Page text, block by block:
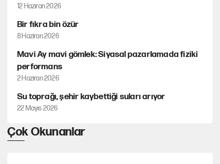
Çok Okunanlar
12 Haziran 2026
Bir fıkra bin özür
8 Haziran 2026
Mavi Ay mavi gömlek: Siyasal pazarlamada fiziki
performans
2 Haziran 2026
Su toprağı, şehir kaybettiği suları arıyor
22 Mayıs 2026